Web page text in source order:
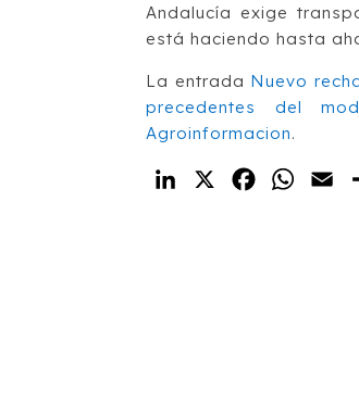
Andalucía exige
está haciendo hasta
La entrada Nuevo
precedentes del
Agroinformacion.
LinkedIn
X Facebook